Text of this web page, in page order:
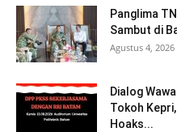
Panglima
Sambut di
Agustus 4, 2026
Dialog
Tokoh
Hoaks...